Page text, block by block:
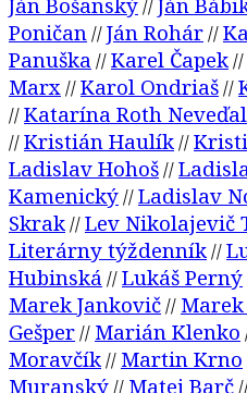
//
Poničan//Ján Rohár//
Panuška //Karel Čapek//
Marx//Karol Ondriaš//
//Katarína Roth
//Kristián Haulík//
Ladislav Hohoš//
Kamenický//Ladislav
Skrak//Lev Nikolajevič
Literárny týždenník//
Hubinská //Lukáš Perný
Marek Jankovič//
Gešper// Marián Klenko
Moravčík// Martin Krno
Muranský// Matej Barč